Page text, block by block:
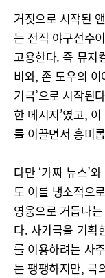
거짓으로 시작된
는 전직 야구선수
고용한다. 즉 뮤지
비와, 존 도우의
기극’으로 시작된
한 메시지’였고,
를 이끌면서 흥미
다만 ‘가짜 뉴스’
도 이를 냉소적으
영웅으로 거듭나
다. 사기극을 기획
를 이용하려는 사
는 팽팽하지만, 극